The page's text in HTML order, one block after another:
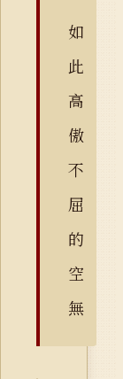
如
此
高
傲
不
屈
的
空
無